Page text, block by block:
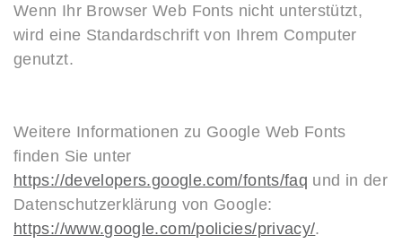
Wenn Ihr Browser Web Fonts nicht unterstützt,
wird eine Standardschrift von Ihrem Computer
genutzt.
Weitere Informationen zu Google Web Fonts
finden Sie unter
https://developers.google.com/fonts/faq und in der
Datenschutzerklärung von Google:
https://www.google.com/policies/privacy/.